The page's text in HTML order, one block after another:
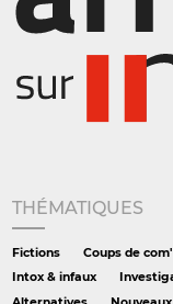
THÉMATIQUES
Fictions Coups de com'
Intox & infaux